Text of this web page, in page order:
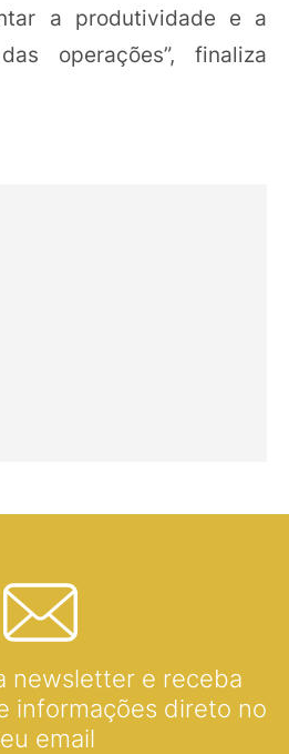
a produtividade e a
operações”, finaliza
newsletter e receba
informações direto no
email